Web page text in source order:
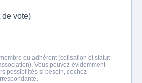
de vote)
ou adhérent (cotisation et statut
Vous pouvez évidemment
possibilités si besoin, cochez